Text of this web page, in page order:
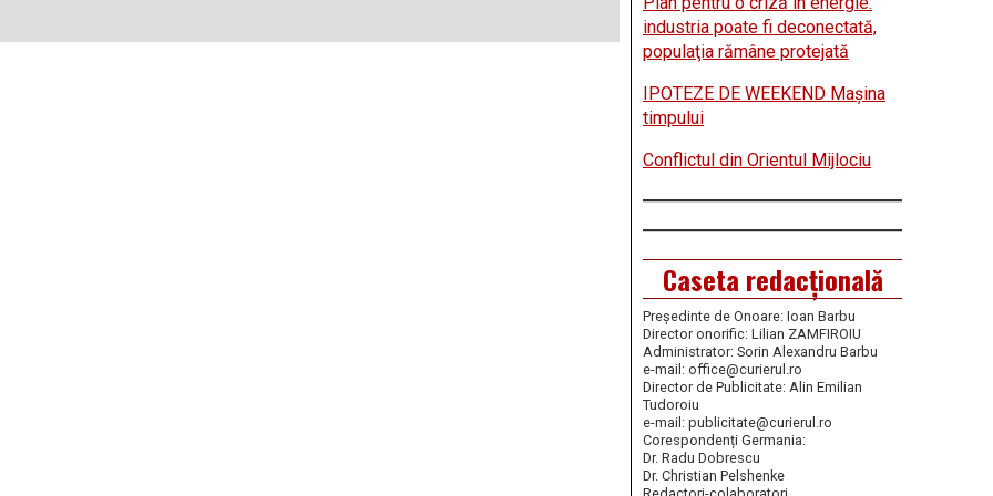
industria poate fi deconectată,
populaţia rămâne protejată
IPOTEZE DE WEEKEND Maşina
timpului
Conflictul din Orientul Mijlociu
Caseta redacțională
Președinte de Onoare: Ioan Barbu
Director onorific: Lilian ZAMFIROIU
Administrator: Sorin Alexandru Barbu
e-mail: office@curierul.ro
Director de Publicitate: Alin Emilian
Tudoroiu
e-mail: publicitate@curierul.ro
Corespondenți Germania:
Dr. Radu Dobrescu
Dr. Christian Pelshenke